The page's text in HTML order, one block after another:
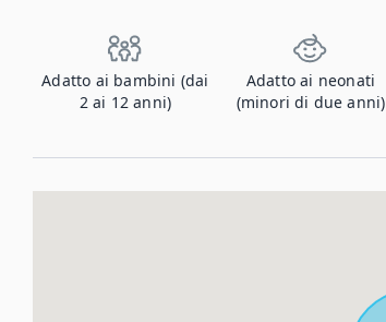
Adatto ai bambini (dai
2 ai 12 anni)
Adatto ai neonati
(minori di due anni)